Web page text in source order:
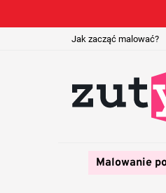
Jak zacząć malować?
Malowanie